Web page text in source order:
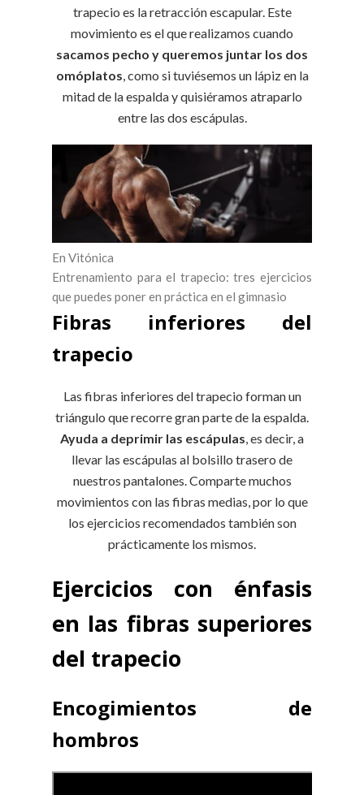
trapecio es la retracción escapular. Este
movimiento es el que realizamos cuando
sacamos pecho y queremos juntar los dos
omóplatos, como si tuviésemos un lápiz en la
mitad de la espalda y quisiéramos atraparlo
entre las dos escápulas.
En Vitónica
Entrenamiento para el trapecio: tres ejercicios
que puedes poner en práctica en el gimnasio
Fibras inferiores del
trapecio
Las fibras inferiores del trapecio forman un
triángulo que recorre gran parte de la espalda.
Ayuda a deprimir las escápulas, es decir, a
llevar las escápulas al bolsillo trasero de
nuestros pantalones. Comparte muchos
movimientos con las fibras medias, por lo que
los ejercicios recomendados también son
prácticamente los mismos.
Ejercicios con énfasis
en las fibras superiores
del trapecio
Encogimientos de
hombros